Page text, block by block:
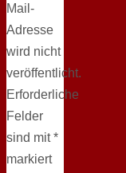
Mail-
Adresse
wird nicht
veröffentlicht.
Erforderliche
Felder
sind mit*
markiert